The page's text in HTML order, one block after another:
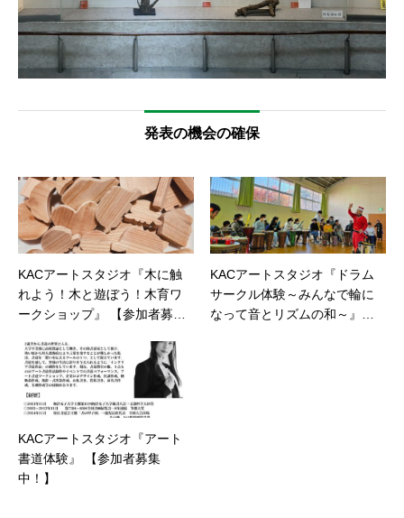
発表の機会の確保
KACアートスタジオ『木に触
れよう！木と遊ぼう！木育ワ
ークショップ』 【参加者募集
KACアートスタジオ『ドラム
サークル体験～みんなで輪に
なって音とリズムの和～』
KACアートスタジオ『アート
書道体験』 【参加者募集
中！】